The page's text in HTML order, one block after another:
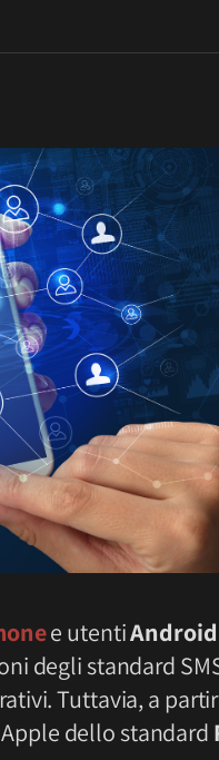
e utenti
degli standard
Tuttavia, a
dello standard